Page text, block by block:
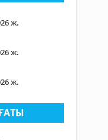
ж.
ж.
ж.